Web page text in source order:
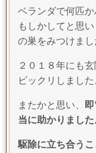
ベランダで何匹か
もしかしてと思
の巣をみつけまし
２０１８年にも
ビックリしました
またかと思い、
当に助かりました
駆除に立ち合う